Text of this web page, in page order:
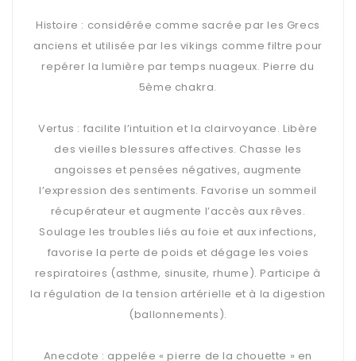
Histoire : considérée comme sacrée par les Grecs
anciens et utilisée par les vikings comme filtre pour
repérer la lumière par temps nuageux. Pierre du
5ème chakra.
Vertus : facilite l’intuition et la clairvoyance. Libère
des vieilles blessures affectives. Chasse les
angoisses et pensées négatives, augmente
l’expression des sentiments. Favorise un sommeil
récupérateur et augmente l’accès aux rêves.
Soulage les troubles liés au foie et aux infections,
favorise la perte de poids et dégage les voies
respiratoires (asthme, sinusite, rhume). Participe à
la régulation de la tension artérielle et à la digestion
(ballonnements).
Anecdote : appelée « pierre de la chouette » en